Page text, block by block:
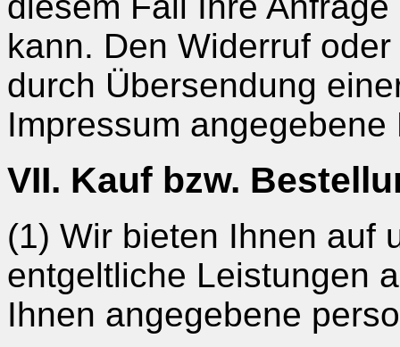
kann. Den Widerruf
durch Übersendung
Impressum
VII. Kauf bzw.
(1) Wir bieten Ihnen auf
entgeltliche Leistungen
Ihnen angegebene